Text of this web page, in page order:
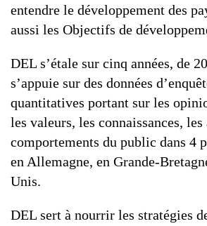
entendre le développement des
aussi les Objectifs de
DEL s’étale sur cinq années, de
s’appuie sur des données
quantitatives portant sur les
les valeurs, les connaissances,
comportements du public dans 4
en Allemagne, en Grande-
Unis.
DEL sert à nourrir les stratégies